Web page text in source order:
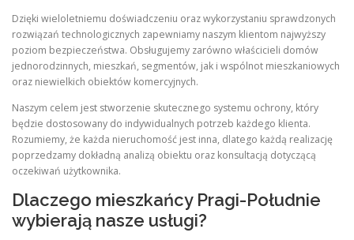
Dzięki wieloletniemu doświadczeniu oraz wykorzystaniu sprawdzonych
rozwiązań technologicznych zapewniamy naszym klientom najwyższy
poziom bezpieczeństwa. Obsługujemy zarówno właścicieli domów
jednorodzinnych, mieszkań, segmentów, jak i wspólnot mieszkaniowych
oraz niewielkich obiektów komercyjnych.
Naszym celem jest stworzenie skutecznego systemu ochrony, który
będzie dostosowany do indywidualnych potrzeb każdego klienta.
Rozumiemy, że każda nieruchomość jest inna, dlatego każdą realizację
poprzedzamy dokładną analizą obiektu oraz konsultacją dotyczącą
oczekiwań użytkownika.
Dlaczego mieszkańcy Pragi-Południe
wybierają nasze usługi?